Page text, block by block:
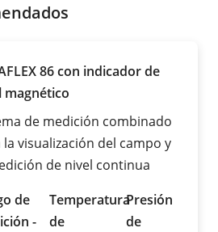
86 con indicador de
magnético
de medición combinado
la visualización del campo y
de nivel continua
de
-
Temperatura
de
Presión
de